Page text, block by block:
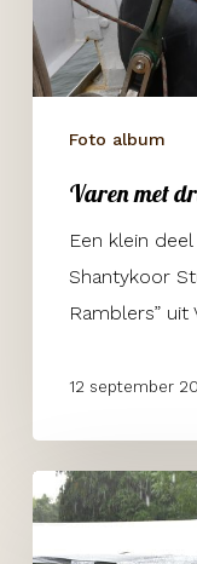
Foto album
Varen met
Een klein
Shantykoor
Ramblers” uit
12 september
Oudenbosch